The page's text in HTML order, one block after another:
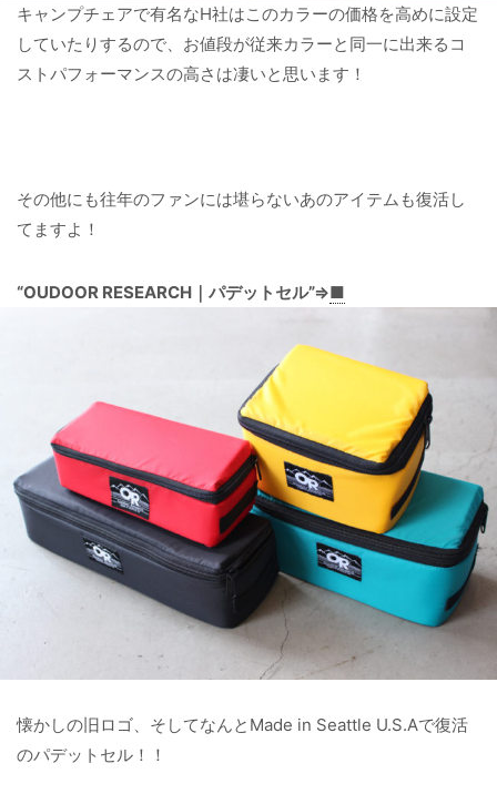
キャンプチェアで有名なH社はこのカラーの価格を高めに設定
していたりするので、お値段が従来カラーと同一に出来るコ
ストパフォーマンスの高さは凄いと思います！
その他にも往年のファンには堪らないあのアイテムも復活し
てますよ！
“OUDOOR RESEARCH｜パデットセル”⇒■
懐かしの旧ロゴ、そしてなんとMade in Seattle U.S.Aで復活
のパデットセル！！